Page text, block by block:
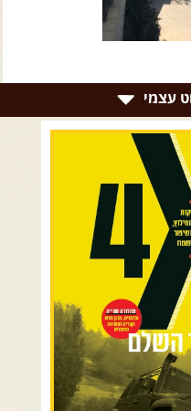
עצמי